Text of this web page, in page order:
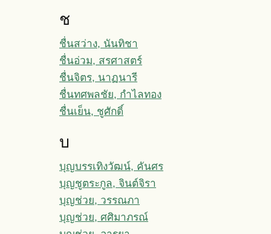
ช
ชื่นสว่าง, นันทิชา
ชื่นอ่วม, สรศาสตร์
ชื่นจิตร, นาฏนารี
ชื่นทศพลชัย, กำไลทอง
ชื่นเย็น, ชูศักดิ์
บ
บุญบรรเทิงวัฒน์, คันศร
บุญชูตระกูล, จินต์จิรา
บุญช่วย, วรรณภา
บุญช่วย, ศศิมาภรณ์